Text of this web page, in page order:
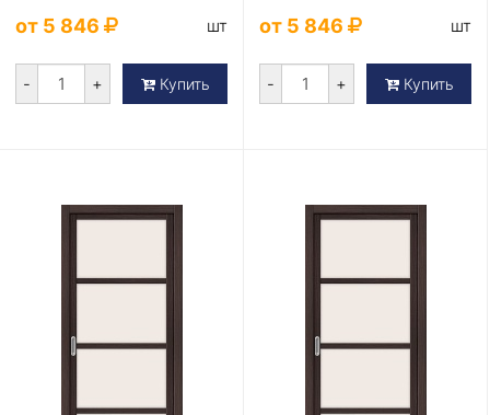
от 5 846 шт
- + Купить
от 5 846 шт
- + Купить